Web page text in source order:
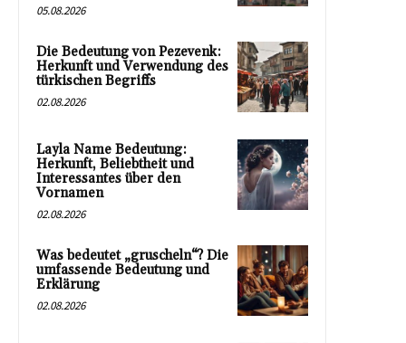
05.08.2026
Die Bedeutung von Pezevenk:
Herkunft und Verwendung des
türkischen Begriffs
02.08.2026
Layla Name Bedeutung:
Herkunft, Beliebtheit und
Interessantes über den
Vornamen
02.08.2026
Was bedeutet „gruscheln“? Die
umfassende Bedeutung und
Erklärung
02.08.2026